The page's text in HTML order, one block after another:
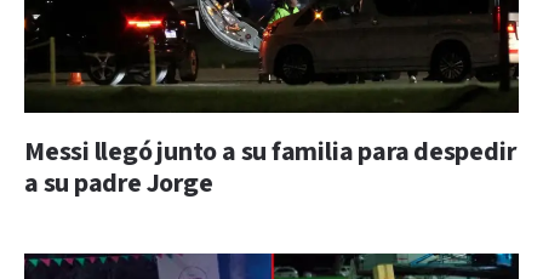
Messi llegó junto a su familia para despedir
a su padre Jorge